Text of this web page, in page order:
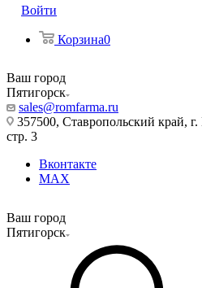
Войти
Корзина0
Ваш город
Пятигорск
sales@romfarma.ru
357500, Ставропольский край,
стр. 3
Вконтакте
MAX
Ваш город
Пятигорск